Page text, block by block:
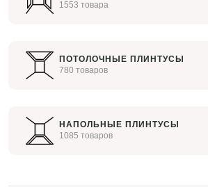
1553 товара
ПОТОЛОЧНЫЕ ПЛИНТУСЫ
780 товаров
НАПОЛЬНЫЕ ПЛИНТУСЫ
1085 товаров